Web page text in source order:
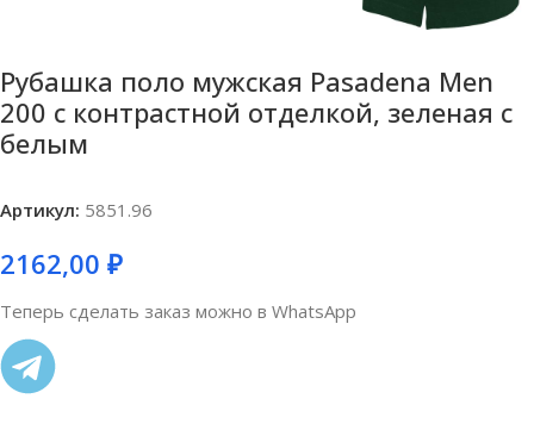
Рубашка поло мужская Pasadena Men
200 с контрастной отделкой, зеленая с
белым
Артикул: 5851.96
2162,00 ₽
Теперь сделать заказ можно в WhatsApp